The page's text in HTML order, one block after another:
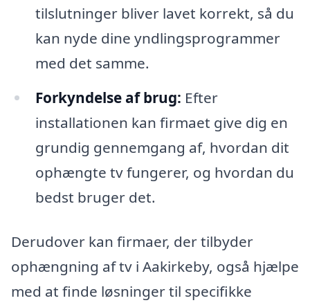
tilslutninger bliver lavet korrekt, så du
kan nyde dine yndlingsprogrammer
med det samme.
Forkyndelse af brug: Efter
installationen kan firmaet give dig en
grundig gennemgang af, hvordan dit
ophængte tv fungerer, og hvordan du
bedst bruger det.
Derudover kan firmaer, der tilbyder
ophængning af tv i Aakirkeby, også hjælpe
med at finde løsninger til specifikke